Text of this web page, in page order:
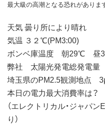
最大級の高潮となる恐れがありま
天気 曇り所により晴れ
気温 ３２℃(PM3:00)
ボンベ庫温度 朝29℃
弊社 太陽光発電総発電
埼玉県のPM2.5観測地点
本日の電力最大消費率は？
（エレクトリカル・ジャパ
り）